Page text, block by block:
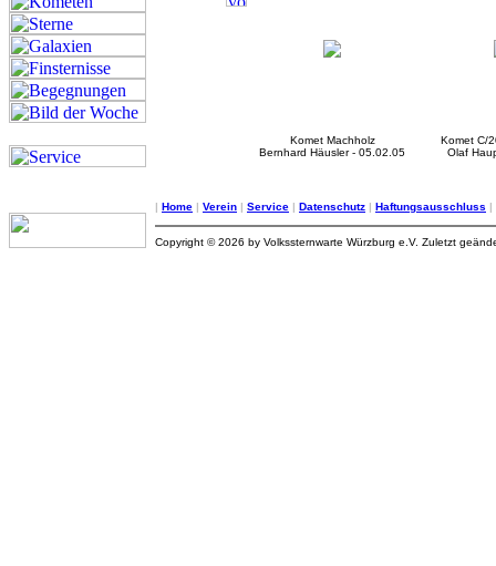
Komet Machholz
Bernhard Häusler - 05.02.05
Komet C/
Olaf
| Home | Verein | Service | Datenschutz | Haftungsausschluss |
Copyright © 2026 by Volkssternwarte Würzburg e.V. Zuletzt